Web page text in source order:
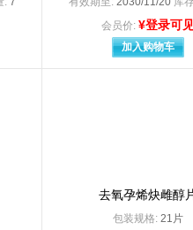
北京同仁堂科技发展股份有限公司制药厂委托北京同鹤药业有限公司
业有限责任公司
药股份有限公司
物技术有限责任公司
药集团有限公司
会员价: ¥登录可
加入购物车
去氧孕烯炔雌醇
包装规格: 21片